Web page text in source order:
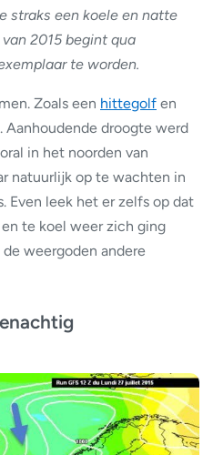
straks een koele en natte
2015 begint qua
te worden.
Zoals een hittegolf en
. Aanhoudende droogte werd
in het noorden van
natuurlijk op te wachten in
Even leek het er zelfs op dat
te koel weer zich ging
weergoden andere